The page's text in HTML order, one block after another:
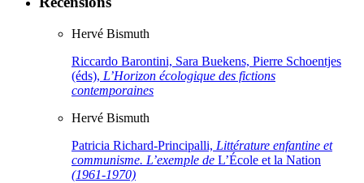
Hervé Bismuth
Riccardo Barontini, Sara Buekens, Pierre Schoentjes
(éds), L’Horizon écologique des fictions
contemporaines
Hervé Bismuth
Patricia Richard-Principalli, Littérature enfantine et
communisme. L’exemple de L’École et la Nation
(1961-1970)